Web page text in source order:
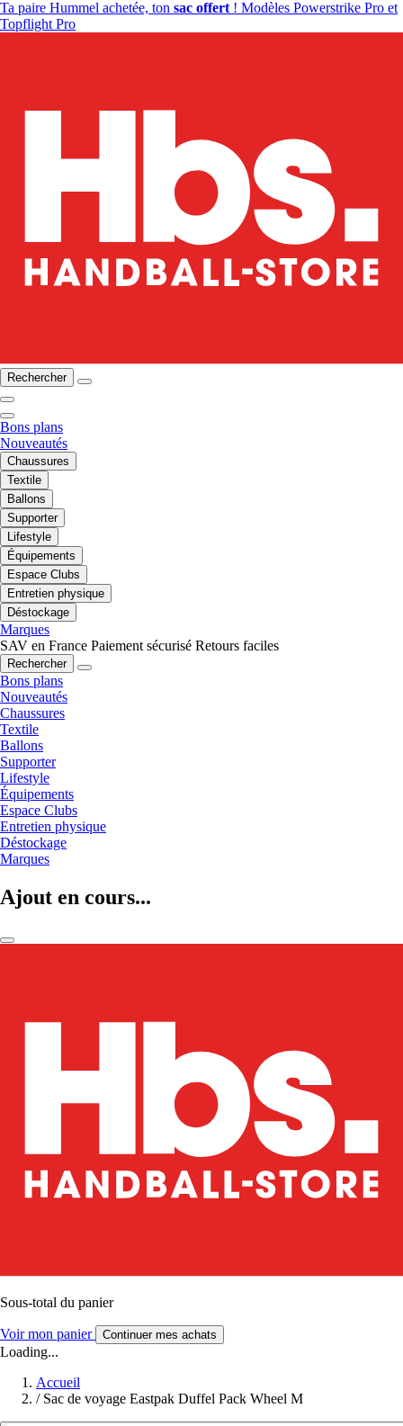
Ta paire Hummel achetée, ton sac offert ! Modèles Powerstrike Pro et
Topflight Pro
Rechercher
Bons plans
Nouveautés
Chaussures
Textile
Ballons
Supporter
Lifestyle
Équipements
Espace Clubs
Entretien physique
Déstockage
Marques
SAV en France Paiement sécurisé Retours faciles
Rechercher
Bons plans
Nouveautés
Chaussures
Textile
Ballons
Supporter
Lifestyle
Équipements
Espace Clubs
Entretien physique
Déstockage
Marques
Ajout en cours...
Sous-total du panier
Voir mon panier Continuer mes achats
Loading...
Accueil
/ Sac de voyage Eastpak Duffel Pack Wheel M